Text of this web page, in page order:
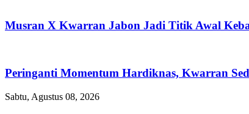
Musran X Kwarran Jabon Jadi Titik Awal
Peringanti Momentum Hardiknas, Kwarran
Sabtu, Agustus 08, 2026